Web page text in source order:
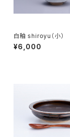
白釉 shiroyu（小）
¥6,000